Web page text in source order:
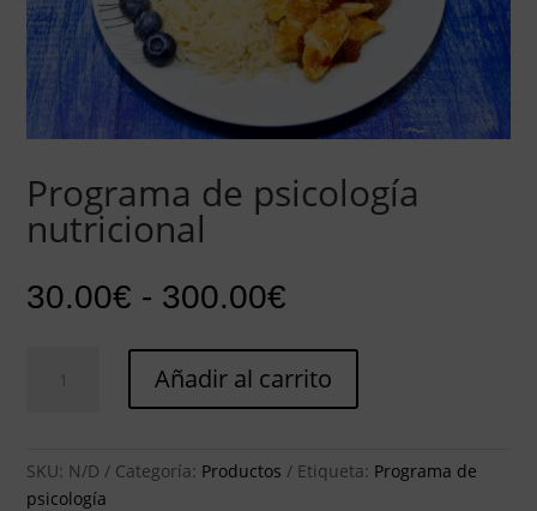
Programa de psicología
nutricional
30.00€ - 300.00€
precios:
desde
30.00€
300.00€
cantidad
Añadir al carrito
SKU: N/D Categoría: Productos Etiqueta: Programa de
psicología